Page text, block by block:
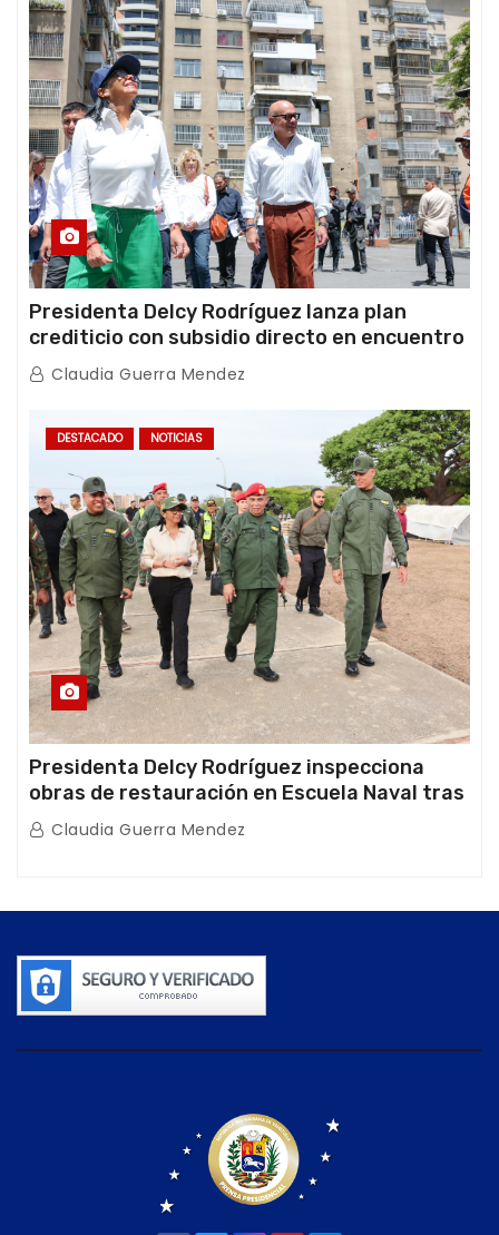
Presidenta Delcy Rodríguez lanza plan
crediticio con subsidio directo en encuentro
con Juntas de Condominio
Claudia Guerra Mendez
DESTACADO NOTICIAS
Presidenta Delcy Rodríguez inspecciona
obras de restauración en Escuela Naval tras
afectaciones sísmicas en La Guaira
Claudia Guerra Mendez